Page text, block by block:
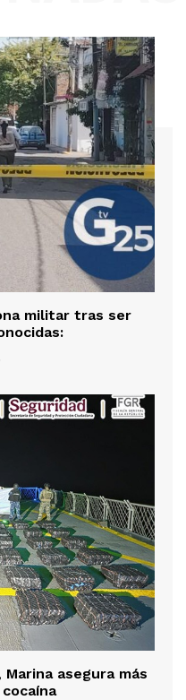
militar tras ser
asegura más